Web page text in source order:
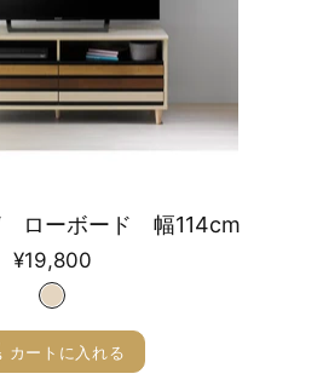
ローボード 幅114cm
¥19,800
カートに入れる